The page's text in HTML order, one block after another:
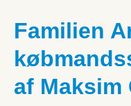
Familien
af Maksim